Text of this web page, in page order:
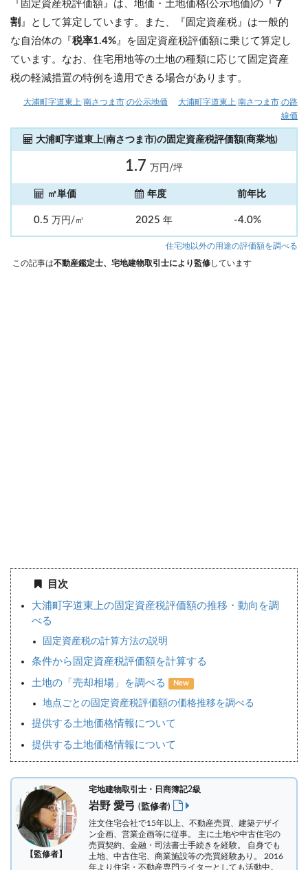
『固定資産税評価額』は、地価・土地価格(公示地価)の『 ７
割 』として算定しています。また、『固定資産税』は一般的
な自治体の『税率1.4% 』を固定資産税評価額に乗じて算定し
ています。なお、住宅用地等の土地の種類に応じて固定資産
税の軽減措置の特例を適用できる場合があります。
大浦町字道東上(南さつま市)の公示地価
大浦町字道東上(南さつま市)の路
線価
大浦町字道東上(南さつま市)の固定資産税評価額(商業地)
1.7 万円/坪
㎡単価 年度 前年比
0.5 万円/㎡ 2025 年 -4.0%
住宅地以外の用途の評価額を調べる
この記事は不動産鑑定士、宅地建物取引士により監修しています
目次
大浦町字道東上の固定資産税評価額の推移・動向を調
べる
固定資産税の計算方法の説明
条件から固定資産税評価額を計算する
土地の「売却相場」を調べる New
地点ごとの固定資産税評価額の価格推移を調べる
提供する土地価格情報について
提供する土地価格情報について
【監修者】
宅地建物取引士・日商簿記2級
岩野 愛弓 (監修者)
注文住宅会社で15年以上、不動産売買、建築デザイ
ン企画、営業企画等に従事。 主に土地や中古住宅の
売買契約、金融・司法書士手続きを経験。 自身でも
土地、中古住宅、商業施設等の売買経験あり。 2016
年より住宅・不動産専門ライターとしても活動中。